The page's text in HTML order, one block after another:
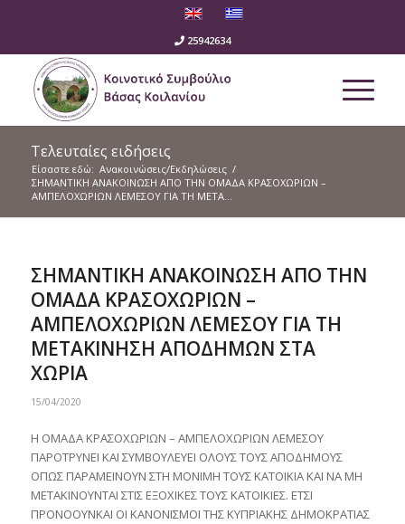
25942634
Τελευταίες ειδήσεις
Είσαστε εδώ: Ανακοινώσεις/Εκδηλώσεις /
ΣΗΜΑΝΤΙΚΗ ΑΝΑΚΟΙΝΩΣΗ ΑΠΟ ΤΗΝ ΟΜΑΔΑ ΚΡΑΣΟΧΩΡΙΩΝ –
ΑΜΠΕΛΟΧΩΡΙΩΝ ΛΕΜΕΣΟΥ ΓΙΑ ΤΗ ΜΕΤΑ...
ΣΗΜΑΝΤΙΚΗ ΑΝΑΚΟΙΝΩΣΗ ΑΠΟ ΤΗΝ
ΟΜΑΔΑ ΚΡΑΣΟΧΩΡΙΩΝ –
ΑΜΠΕΛΟΧΩΡΙΩΝ ΛΕΜΕΣΟΥ ΓΙΑ ΤΗ
ΜΕΤΑΚΙΝΗΣΗ ΑΠΟΔΗΜΩΝ ΣΤΑ
ΧΩΡΙΑ
15/04/2020
H OMAΔA KPAΣOXΩPIΩN – AMΠEΛOXΩPIΩN ΛEMEΣOY
ΠAPOTPYNEI KAI ΣYMBOYΛEYEI OΛOYΣ TOYΣ AΠOΔHMOYΣ
OΠΩΣ ΠAPAMEINOYN ΣTH MONIMH TOYΣ KATOIKIA KAI NA MH
METAKINOYNTAI ΣTIΣ EΞOXIKEΣ TOYΣ KATOIKIEΣ. ETΣI
ΠPONOOYNKAI OI KANONIΣMOI THΣ KYΠPIAKHΣ ΔHMOKPATIAΣ